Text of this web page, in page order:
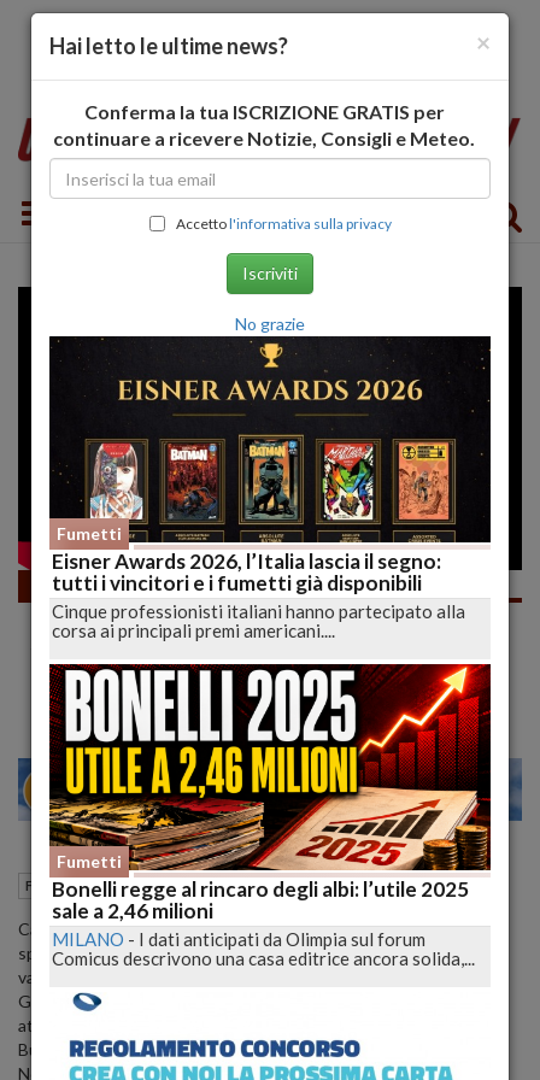
Toggle navigation
Fumetti
Impallinato dal "Fuoco Amico". La "VERITÀ"
su Dylan/Batman, Zagor/Flash e
Nathan/JLA | lucadeejay
MILANO 25 30
Fumetti L'Aquila (AQ) 12 Marzo 2022 09:37
Cari Lettori, stralcio deflative sul sito viola durante la quale
spacchetto i due nuovissimi cartonati di Zagor/Flash (normale e
variante) e parlo molto a ruota libera sia del lavoro di Uzzeo, Masi,
Gianfelice, Saponti e Matera e un po' della situazione che ruota
attorno ad uno dei progetti più ambiziosi della casa editrice di Via
Buonarroti, la collaborazione con DC Comics.
Notizie ufficiali, voci di corridoio, corridoi pieni di voci... un po' di
×
Hai letto le ultime news?
Conferma la tua ISCRIZIONE GRATIS per
continuare a ricevere Notizie, Consigli e Meteo.
Accettol'informativa sulla privacy
Iscriviti
No grazie
Fumetti
Eisner Awards 2026, l’Italia lascia il segno:
tutti i vincitori e i fumetti già disponibili
Cinque professionisti italiani hanno partecipato alla
corsa ai principali premi americani....
Fumetti
Bonelli regge al rincaro degli albi: l’utile 2025
sale a 2,46 milioni
MILANO - I dati anticipati da Olimpia sul forum
Comicus descrivono una casa editrice ancora solida,...